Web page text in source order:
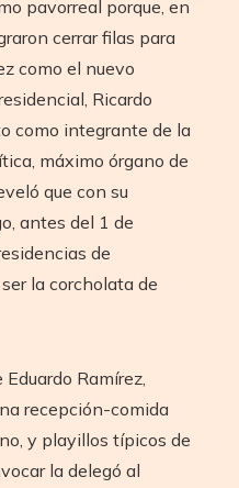
pavorreal porque, en
cerrar filas para
como el nuevo
Ricardo
como integrante de la
máximo órgano de
que con su
antes del 1 de
de
la corcholata de
Ramírez,
recepción-comida
y playillos típicos de
la delegó al